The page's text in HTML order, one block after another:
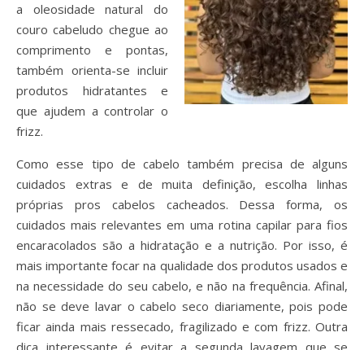
a oleosidade natural do
couro cabeludo chegue ao
comprimento e pontas,
também orienta-se incluir
produtos hidratantes e
que ajudem a controlar o
frizz.
Como esse tipo de cabelo também precisa de alguns
cuidados extras e de muita definição, escolha linhas
próprias pros cabelos cacheados. Dessa forma, os
cuidados mais relevantes em uma rotina capilar para fios
encaracolados são a hidratação e a nutrição. Por isso, é
mais importante focar na qualidade dos produtos usados e
na necessidade do seu cabelo, e não na frequência. Afinal,
não se deve lavar o cabelo seco diariamente, pois pode
ficar ainda mais ressecado, fragilizado e com frizz. Outra
dica interessante é evitar a segunda lavagem que se